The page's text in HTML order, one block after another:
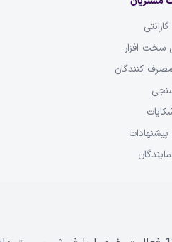
سخت افزار
کنندگان
پیشنهادات